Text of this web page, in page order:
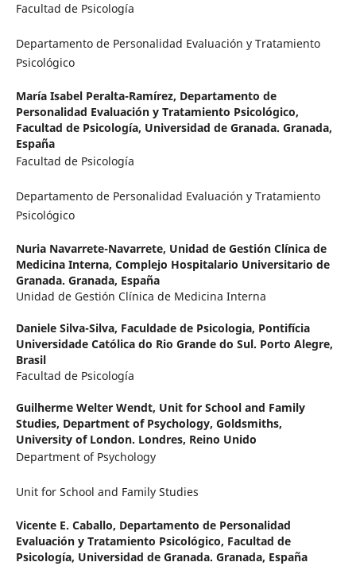
Facultad de Psicología
Departamento de Personalidad Evaluación y Tratamiento
Psicológico
María Isabel Peralta-Ramírez, Departamento de
Personalidad Evaluación y Tratamiento Psicológico,
Facultad de Psicología, Universidad de Granada. Granada,
España
Facultad de Psicología
Departamento de Personalidad Evaluación y Tratamiento
Psicológico
Nuria Navarrete-Navarrete, Unidad de Gestión Clínica de
Medicina Interna, Complejo Hospitalario Universitario de
Granada. Granada, España
Unidad de Gestión Clínica de Medicina Interna
Daniele Silva-Silva, Faculdade de Psicologia, Pontifícia
Universidade Católica do Rio Grande do Sul. Porto Alegre,
Brasil
Facultad de Psicología
Guilherme Welter Wendt, Unit for School and Family
Studies, Department of Psychology, Goldsmiths,
University of London. Londres, Reino Unido
Department of Psychology
Unit for School and Family Studies
Vicente E. Caballo, Departamento de Personalidad
Evaluación y Tratamiento Psicológico, Facultad de
Psicología, Universidad de Granada. Granada, España